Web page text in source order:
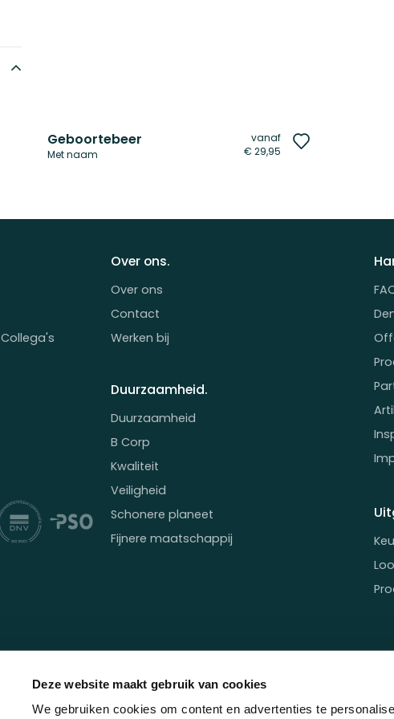
Deze website maakt gebruik van cookies
We gebruiken cookies om content en advertenties te
Geboortebeer
Met naam
vanaf
€ 29,95
Voeg
Over ons.
Over ons
Contact
Werken bij
Duurzaamheid.
Duurzaamheid
B Corp
Kwaliteit
Veiligheid
Schonere planeet
Fijnere maatschappij